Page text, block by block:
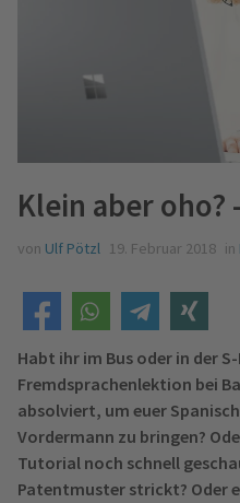
Klein aber oho?
von Ulf Pötzl 19. Februar 2018 in
Habt ihr im Bus oder in der
Fremdsprachenlektion bei
absolviert, um euer
Vordermann zu bringen?
Tutorial noch schnell
Patentmuster strickt? Oder